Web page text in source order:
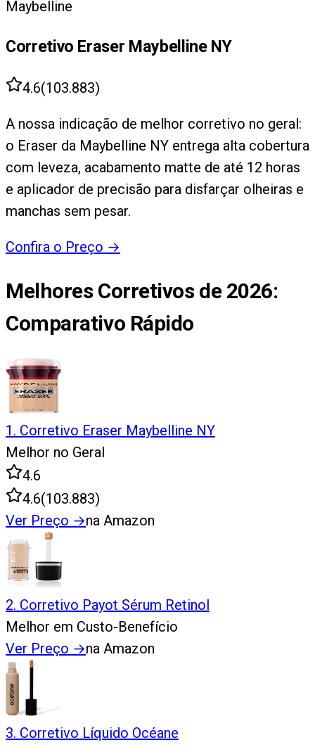
Maybelline
Corretivo Eraser Maybelline NY
4.6(103.883)
A nossa indicação de melhor corretivo no geral:
o Eraser da Maybelline NY entrega alta cobertura
com leveza, acabamento matte de até 12 horas
e aplicador de precisão para disfarçar olheiras e
manchas sem pesar.
Confira o Preço →
Melhores Corretivos de 2026:
Comparativo Rápido
1 . Corretivo Eraser Maybelline NY
Melhor no Geral
4.6
4.6(103.883)
Ver Preço →na Amazon
2. Corretivo Payot Sérum Retinol
Melhor em Custo-Benefício
Ver Preço →na Amazon
3. Corretivo Líquido Océane